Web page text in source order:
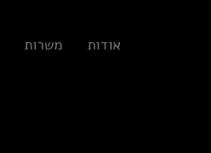
אודות משרות